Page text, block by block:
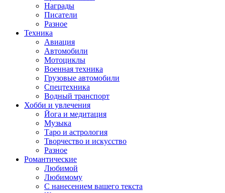
Награды
Писатели
Разное
Техника
Авиация
Автомобили
Мотоциклы
Военная техника
Грузовые автомобили
Спецтехника
Водный транспорт
Хобби и увлечения
Йога и медитация
Музыка
Таро и астрология
Творчество и искусство
Разное
Романтические
Любимой
Любимому
С нанесением вашего текста